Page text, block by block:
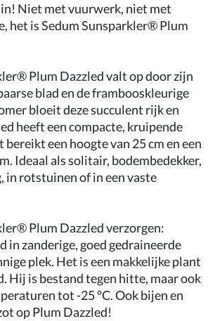
Niet met vuurwerk, niet met
het is Sedum Sunsparkler® Plum
Plum Dazzled valt op door zijn
blad en de frambooskleurige
bloeit deze succulent rijk en
heeft een compacte, kruipende
een hoogte van 25 cm en een
Ideaal als solitair, bodembedekker,
in rotstuinen of in een vaste
Plum Dazzled verzorgen:
in zanderige, goed gedraineerde
plek. Het is een makkelijke plant
Hij is bestand tegen hitte, maar ook
tot -25 °C. Ook bijen en
op Plum Dazzled!